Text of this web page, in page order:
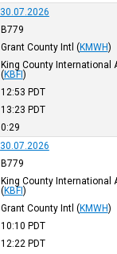
30.07.2026
B779
Grant County Intl (KMWH)
King County International
(KBFI)
12:53 PDT
13:23 PDT
0:29
30.07.2026
B779
King County International
(KBFI)
Grant County Intl (KMWH)
10:10 PDT
12:22 PDT